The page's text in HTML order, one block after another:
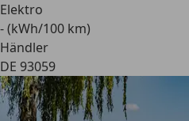
Elektro
- (kWh/100 km)
Händler
DE 93059